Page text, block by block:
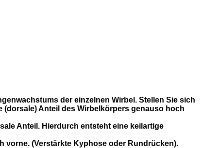
der einzelnen Wirbel. Stellen Sie sich
Anteil des Wirbelkörpers genauso hoch
Anteil. Hierdurch entsteht eine keilartige
vorne. (Verstärkte Kyphose oder Rundrücken).